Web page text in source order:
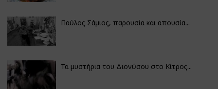
Παύλος Σάμιος, παρουσία και απουσία...
Τα μυστήρια του Διονύσου στο Κίτρος...